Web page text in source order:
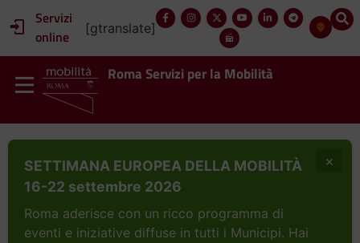
Servizi
online
[gtranslate]
Roma Servizi per la Mobilità
SETTIMANA EUROPEA DELLA MOBILITÀ
16-22 settembre 2026
Roma aderisce con un ricco programma di
eventi e iniziative diffuse in tutti i Municipi. Hai
×